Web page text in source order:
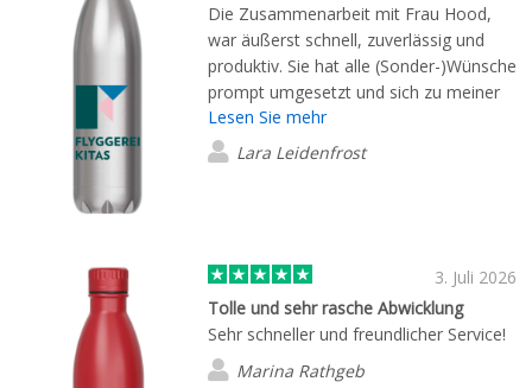
Die Zusammenarbeit mit Frau Hood,
war äußerst schnell, zuverlässig und
produktiv. Sie hat alle (Sonder-)Wünsche
prompt umgesetzt und sich zu meiner
höchsten Zufriedenheit um alles
gekümmert.
Lesen Sie mehr
Lara Leidenfrost
3. Juli 2026
Tolle und sehr rasche Abwicklung
Sehr schneller und freundlicher Service!
Marina Rathgeb